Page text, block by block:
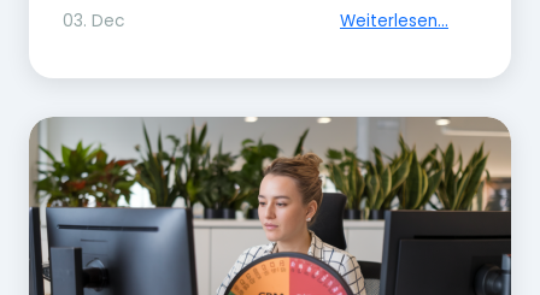
03. Dec Weiterlesen...